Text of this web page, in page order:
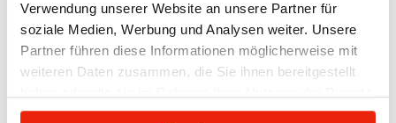
Verwendung unserer Website an unsere Partner für
soziale Medien, Werbung und Analysen weiter. Unsere
Partner führen diese Informationen möglicherweise mit
weiteren Daten zusammen, die Sie ihnen bereitgestellt
gesammelt haben.
Luz de color